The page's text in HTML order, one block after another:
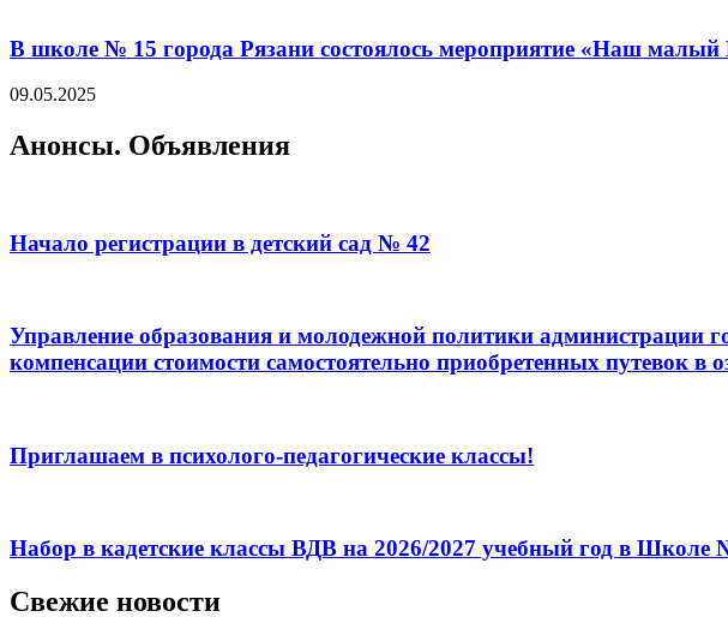
В школе № 15 города Рязани состоялось мероприятие «Наш
09.05.2025
Анонсы. Объявления
Начало регистрации в детский сад № 42
Управление образования и молодежной политики администрации
компенсации стоимости самостоятельно приобретенных путевок в
Приглашаем в психолого-педагогические классы!
Набор в кадетские классы ВДВ на 2026/2027 учебный год в Школе
Свежие новости